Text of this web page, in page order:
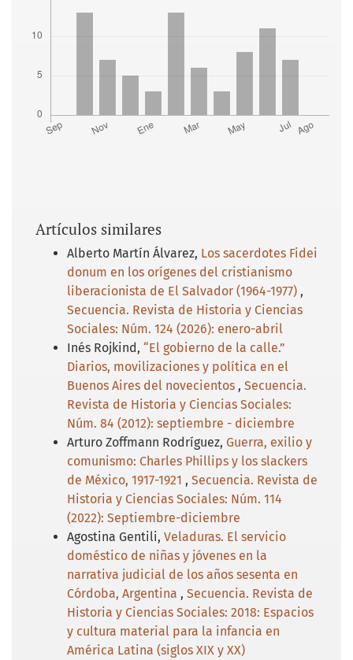
Artículos similares
Alberto Martín Álvarez, Los sacerdotes Fidei
donum en los orígenes del cristianismo
liberacionista de El Salvador (1964-1977) ,
Secuencia. Revista de Historia y Ciencias
Sociales: Núm. 124 (2026): enero-abril
Inés Rojkind, “El gobierno de la calle.”
Diarios, movilizaciones y política en el
Buenos Aires del novecientos , Secuencia.
Revista de Historia y Ciencias Sociales:
Núm. 84 (2012): septiembre - diciembre
Arturo Zoffmann Rodríguez, Guerra, exilio y
comunismo: Charles Phillips y los slackers
de México, 1917-1921 , Secuencia. Revista de
Historia y Ciencias Sociales: Núm. 114
(2022): Septiembre-diciembre
Agostina Gentili, Veladuras. El servicio
doméstico de niñas y jóvenes en la
narrativa judicial de los años sesenta en
Córdoba, Argentina , Secuencia. Revista de
Historia y Ciencias Sociales: 2018: Espacios
y cultura material para la infancia en
América Latina (siglos XIX y XX)